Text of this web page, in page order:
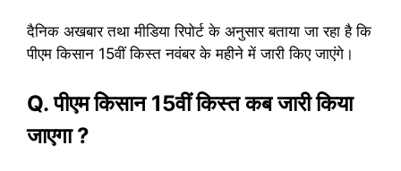
दैनिक अखबार तथा मीडिया रिपोर्ट के अनुसार बताया जा रहा है कि
पीएम किसान 15वीं किस्त नवंबर के महीने में जारी किए जाएंगे।
Q. पीएम किसान 15वीं किस्त कब जारी किया
जाएगा ?